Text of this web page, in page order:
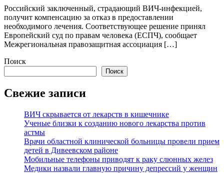
Российский заключенный, страдающий ВИЧ-инфекцией,
получит компенсацию за отказ в предоставлении
необходимого лечения. Соответствующее решение принял
Европейский суд по правам человека (ЕСПЧ), сообщает
Межрегиональная правозащитная ассоциация […]
Поиск
Поиск
Свежие записи
ВИЧ скрывается от лекарств в кишечнике
Ученые близки к созданию нового лекарства против
астмы
Врачи областной клинической больницы провели прием
детей в Дивеевском районе
Мобильные телефоны приводят к раку слюнных желез
Медики назвали главную причину депрессий у женщин